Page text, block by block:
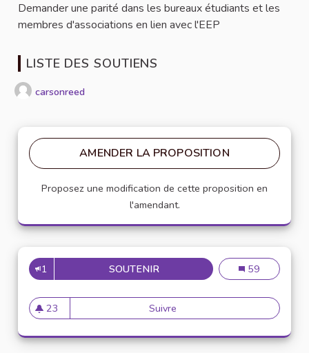
Demander une parité dans les bureaux étudiants et les
membres d'associations en lien avec l'EEP
LISTE DES SOUTIENS
carsonreed
AMENDER LA PROPOSITION
Proposez une modification de cette proposition en
l'amendant.
1 SOUTENIRPARITÉ HOMMES FEMMES
Parité hommes
59
23
23 abonnés
Suivre Parité hommes femmes